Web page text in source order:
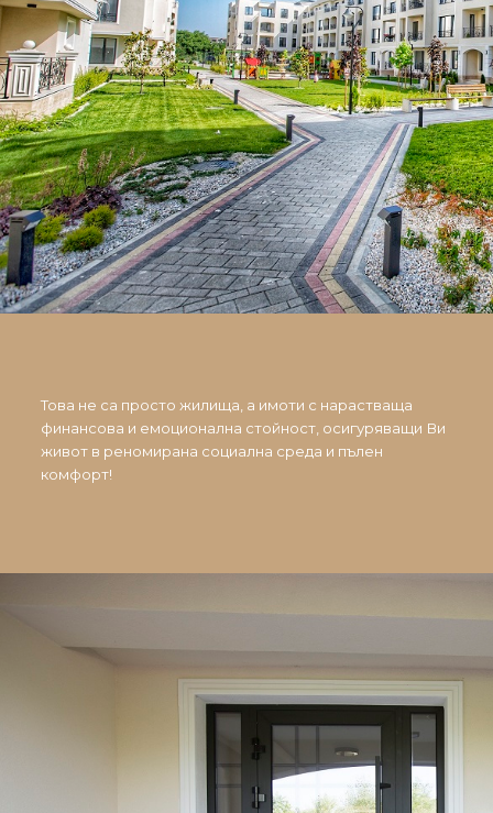
Това не са просто жилища, а имоти с нарастваща
финансова и емоционална стойност, осигуряващи Ви
живот в реномирана социална среда и пълен
комфорт!